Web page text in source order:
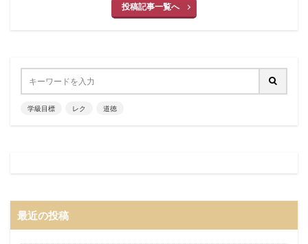
投稿記事一覧へ
学級目標 レク 道徳
最近の投稿